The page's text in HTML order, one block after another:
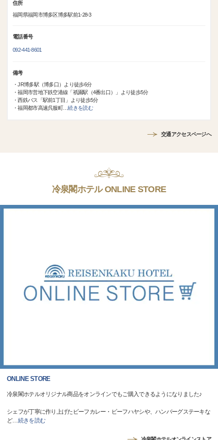
住所
福岡県福岡市博多区博多駅前1-28-3
電話番号
092-441-8601
備考
・JR博多駅（博多口）より徒歩6分
・福岡市営地下鉄空港線「祇園駅（4番出口）」より徒歩5分
・西鉄バス「駅前1丁目」より徒歩5分
・福岡都市高速呉服町
…続きを読む
交通アクセスページへ
冷泉閣ホテル ONLINE STORE
ONLINE STORE
冷泉閣ホテルオリジナル商品をオンラインでもご購入できるようになりました♪
シェフが丁寧に作り上げたビーフカレー・ビーフハヤシや、ハンバーグステーキな
ど…続きを読む